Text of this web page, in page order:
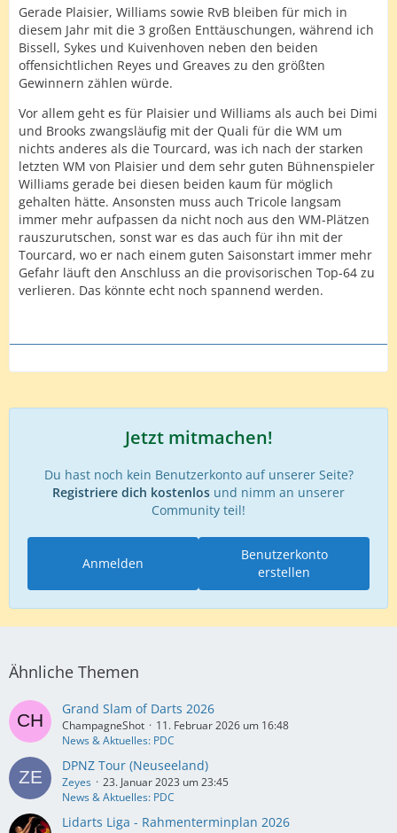
Gerade Plaisier, Williams sowie RvB bleiben für mich in
diesem Jahr mit die 3 großen Enttäuschungen, während ich
Bissell, Sykes und Kuivenhoven neben den beiden
offensichtlichen Reyes und Greaves zu den größten
Gewinnern zählen würde.
Vor allem geht es für Plaisier und Williams als auch bei Dimi
und Brooks zwangsläufig mit der Quali für die WM um
nichts anderes als die Tourcard, was ich nach der starken
letzten WM von Plaisier und dem sehr guten Bühnenspieler
Williams gerade bei diesen beiden kaum für möglich
gehalten hätte. Ansonsten muss auch Tricole langsam
immer mehr aufpassen da nicht noch aus den WM-Plätzen
rauszurutschen, sonst war es das auch für ihn mit der
Tourcard, wo er nach einem guten Saisonstart immer mehr
Gefahr läuft den Anschluss an die provisorischen Top-64 zu
verlieren. Das könnte echt noch spannend werden.
Jetzt mitmachen!
Du hast noch kein Benutzerkonto auf unserer Seite?
Registriere dich kostenlos und nimm an unserer
Community teil!
Benutzerkonto
erstellen
Anmelden
Ähnliche Themen
Grand Slam of Darts 2026
ChampagneShot
11. Februar 2026 um 16:48
News & Aktuelles: PDC
DPNZ Tour (Neuseeland)
Zeyes
23. Januar 2023 um 23:45
News & Aktuelles: PDC
Lidarts Liga - Rahmenterminplan 2026